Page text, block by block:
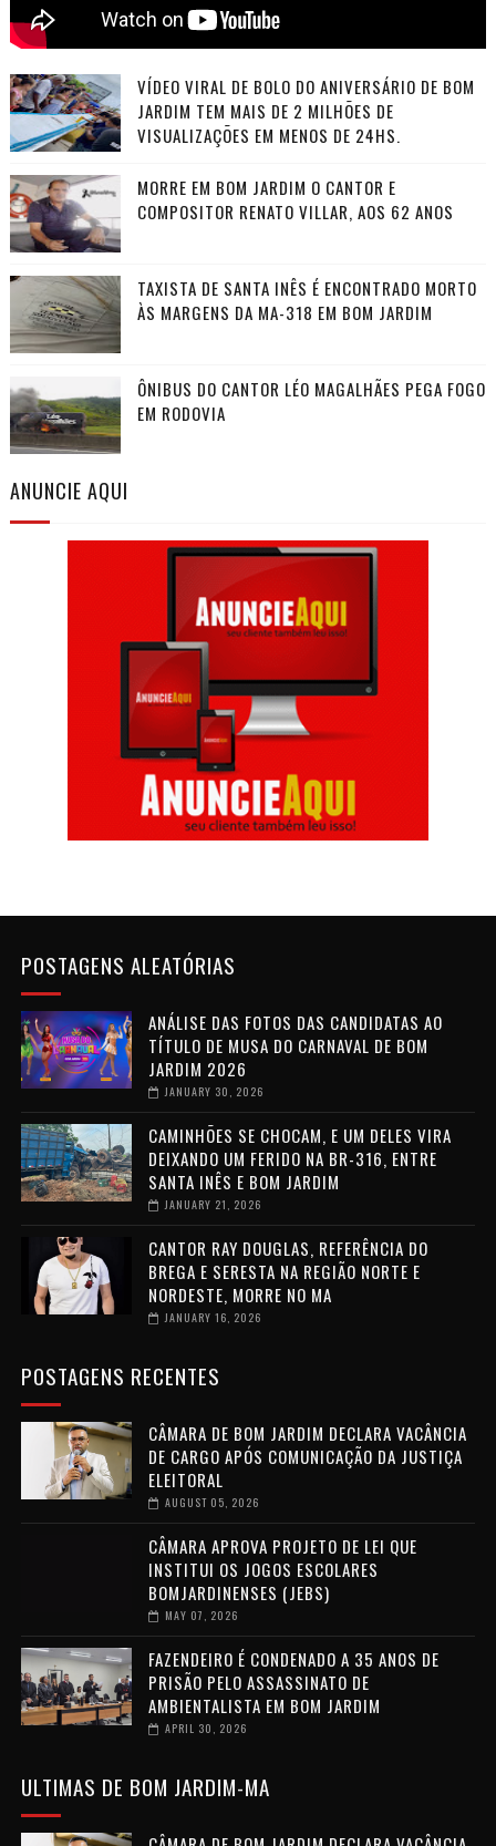
VÍDEO VIRAL DE BOLO DO ANIVERSÁRIO DE BOM
JARDIM TEM MAIS DE 2 MILHÕES DE
VISUALIZAÇÕES EM MENOS DE 24HS.
MORRE EM BOM JARDIM O CANTOR E
COMPOSITOR RENATO VILLAR, AOS 62 ANOS
TAXISTA DE SANTA INÊS É ENCONTRADO MORTO
ÀS MARGENS DA MA-318 EM BOM JARDIM
ÔNIBUS DO CANTOR LÉO MAGALHÃES PEGA FOGO
EM RODOVIA
ANUNCIE AQUI
POSTAGENS ALEATÓRIAS
ANÁLISE DAS FOTOS DAS CANDIDATAS AO
TÍTULO DE MUSA DO CARNAVAL DE BOM
JARDIM 2026
JANUARY 30, 2026
CAMINHÕES SE CHOCAM, E UM DELES VIRA
DEIXANDO UM FERIDO NA BR-316, ENTRE
SANTA INÊS E BOM JARDIM
JANUARY 21, 2026
CANTOR RAY DOUGLAS, REFERÊNCIA DO
BREGA E SERESTA NA REGIÃO NORTE E
NORDESTE, MORRE NO MA
JANUARY 16, 2026
POSTAGENS RECENTES
CÂMARA DE BOM JARDIM DECLARA VACÂNCIA
DE CARGO APÓS COMUNICAÇÃO DA JUSTIÇA
ELEITORAL
AUGUST 05, 2026
CÂMARA APROVA PROJETO DE LEI QUE
INSTITUI OS JOGOS ESCOLARES
BOMJARDINENSES (JEBS)
MAY 07, 2026
FAZENDEIRO É CONDENADO A 35 ANOS DE
PRISÃO PELO ASSASSINATO DE
AMBIENTALISTA EM BOM JARDIM
APRIL 30, 2026
ULTIMAS DE BOM JARDIM-MA